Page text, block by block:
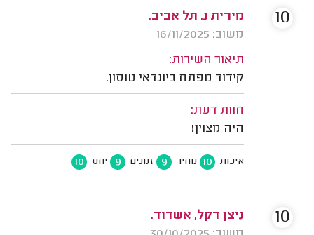
מירית נ. תל אביב.
משוב: 16/11/2025
תיאור השירות:
קידוד מפתח ביונדאי טוסון.
חוות דעת:
היה מצוין!
איכות 10 מחיר 9 זמנים 9 יחס 10
10
ניצן דקל, אשדוד.
10